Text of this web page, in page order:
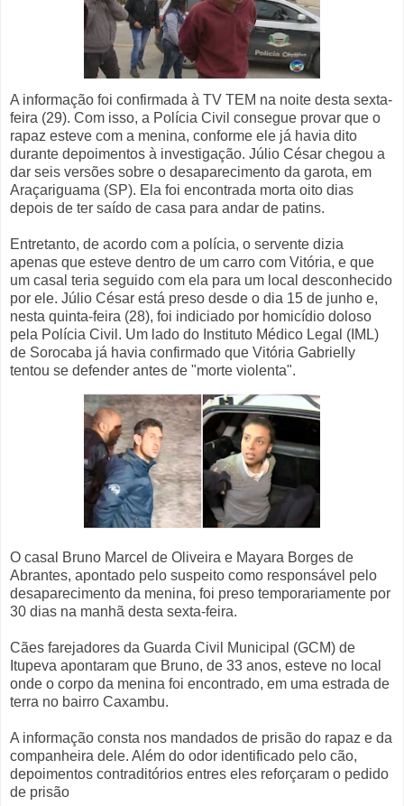
A informação foi confirmada à TV TEM na noite desta sexta-
feira (29). Com isso, a Polícia Civil consegue provar que o
rapaz esteve com a menina, conforme ele já havia dito
durante depoimentos à investigação. Júlio César chegou a
dar seis versões sobre o desaparecimento da garota, em
Araçariguama (SP). Ela foi encontrada morta oito dias
depois de ter saído de casa para andar de patins.
Entretanto, de acordo com a polícia, o servente dizia
apenas que esteve dentro de um carro com Vitória, e que
um casal teria seguido com ela para um local desconhecido
por ele. Júlio César está preso desde o dia 15 de junho e,
nesta quinta-feira (28), foi indiciado por homicídio doloso
pela Polícia Civil. Um lado do Instituto Médico Legal (IML)
de Sorocaba já havia confirmado que Vitória Gabrielly
tentou se defender antes de "morte violenta".
O casal Bruno Marcel de Oliveira e Mayara Borges de
Abrantes, apontado pelo suspeito como responsável pelo
desaparecimento da menina, foi preso temporariamente por
30 dias na manhã desta sexta-feira.
Cães farejadores da Guarda Civil Municipal (GCM) de
Itupeva apontaram que Bruno, de 33 anos, esteve no local
onde o corpo da menina foi encontrado, em uma estrada de
terra no bairro Caxambu.
A informação consta nos mandados de prisão do rapaz e da
companheira dele. Além do odor identificado pelo cão,
depoimentos contraditórios entres eles reforçaram o pedido
de prisão